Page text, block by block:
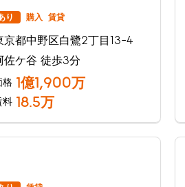
り 購入 賃貸
京都中野区白鷺2丁目13-4
佐ケ谷 徒歩3分
格 1億1,900万
料 18.5万